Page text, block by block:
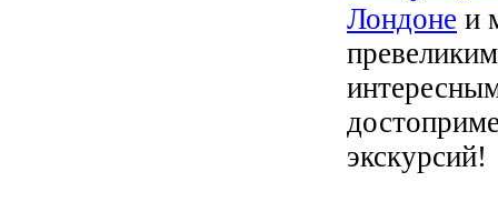
Лондоне и
экскурсий!